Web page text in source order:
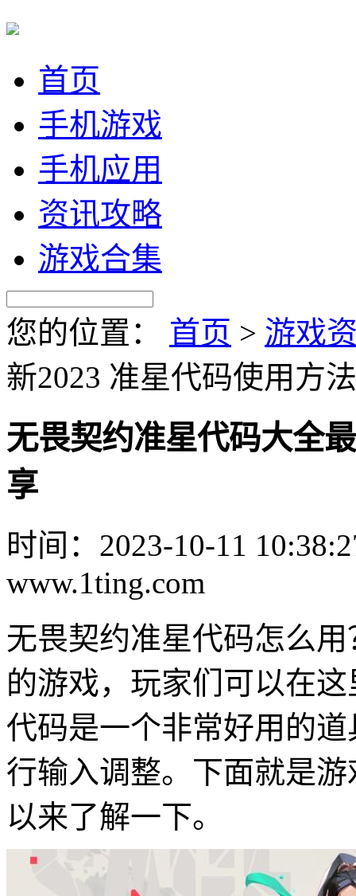
首页
手机游戏
手机应用
资讯攻略
游戏合集
您的位置： 首页 > 游戏
新2023 准星代码使用方
无畏契约准星代码大全
享
时间：2023-10-11
www.1ting.com
无畏契约准星代码怎么
的游戏，玩家们可以在
代码是一个非常好用的
行输入调整。下面就是
以来了解一下。